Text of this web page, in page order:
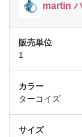
martin
1
ターコイズ